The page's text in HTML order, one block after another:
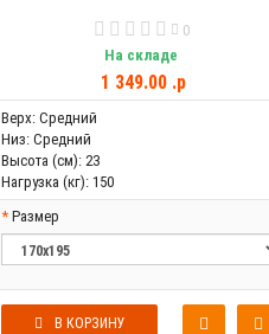
0
На складе
1 349.00 .p
Верх: Средний
Низ: Средний
Высота (см): 23
Нагрузка (кг): 150
Размер
В КОРЗИНУ